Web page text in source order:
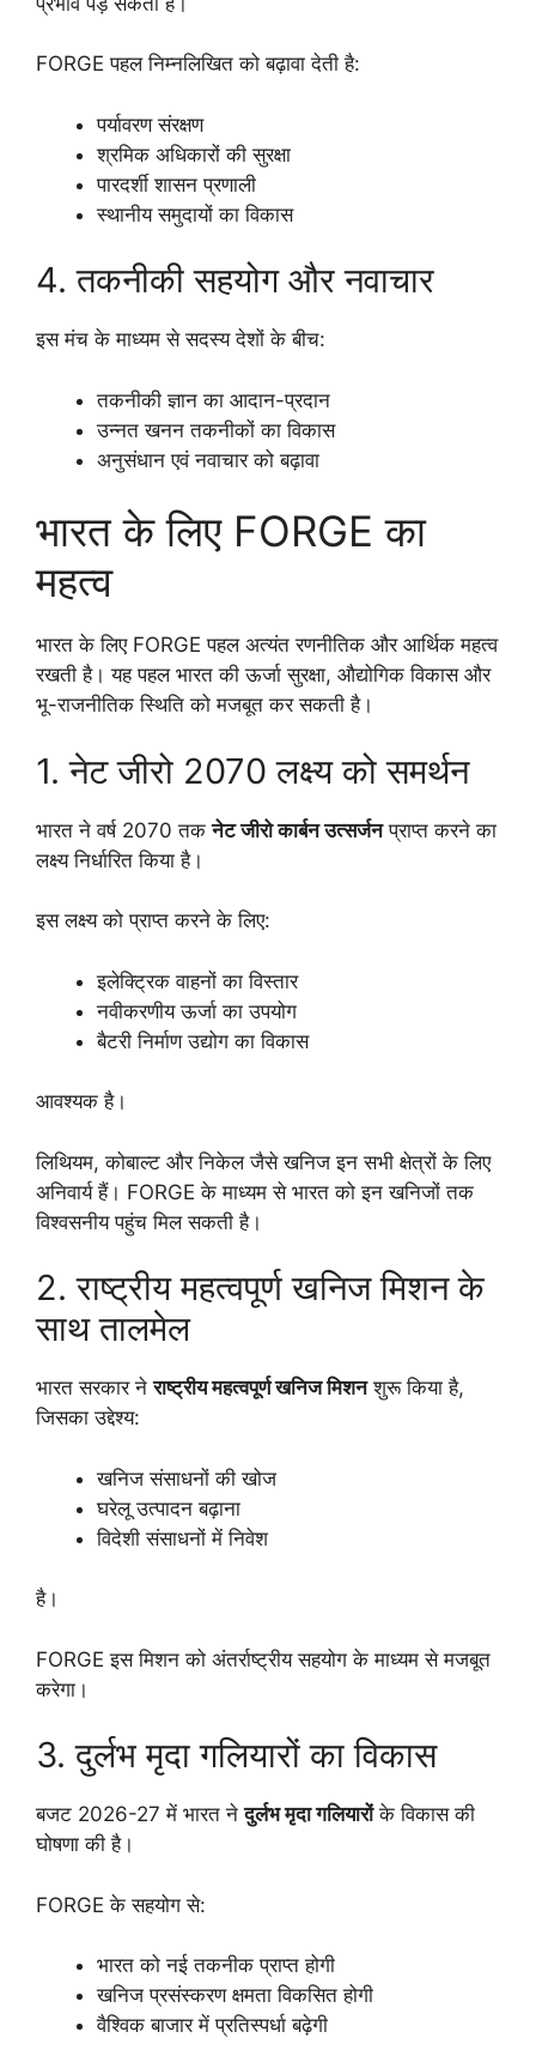
FORGE पहल निम्नलिखित को बढ़ावा देती है:
पर्यावरण संरक्षण
श्रमिक अधिकारों की सुरक्षा
पारदर्शी शासन प्रणाली
स्थानीय समुदायों का विकास
4. तकनीकी सहयोग और नवाचार
इस मंच के माध्यम से सदस्य देशों के बीच:
तकनीकी ज्ञान का आदान-प्रदान
उन्नत खनन तकनीकों का विकास
अनुसंधान एवं नवाचार को बढ़ावा
भारत के लिए FORGE का
महत्व
भारत के लिए FORGE पहल अत्यंत रणनीतिक और आर्थिक महत्व
रखती है। यह पहल भारत की ऊर्जा सुरक्षा, औद्योगिक विकास और
भू-राजनीतिक स्थिति को मजबूत कर सकती है।
1. नेट जीरो 2070 लक्ष्य को समर्थन
भारत ने वर्ष 2070 तकनेट जीरो कार्बन उत्सर्जनप्राप्त करने का
लक्ष्य निर्धारित किया है।
इस लक्ष्य को प्राप्त करने के लिए:
इलेक्ट्रिक वाहनों का विस्तार
नवीकरणीय ऊर्जा का उपयोग
बैटरी निर्माण उद्योग का विकास
आवश्यक है।
लिथियम, कोबाल्ट और निकेल जैसे खनिज इन सभी क्षेत्रों के लिए
अनिवार्य हैं। FORGE के माध्यम से भारत को इन खनिजों तक
विश्वसनीय पहुंच मिल सकती है।
2. राष्ट्रीय महत्वपूर्ण खनिज मिशन के
साथ तालमेल
भारत सरकार नेराष्ट्रीय महत्वपूर्ण खनिज मिशनशुरू किया है,
जिसका उद्देश्य:
खनिज संसाधनों की खोज
घरेलू उत्पादन बढ़ाना
विदेशी संसाधनों में निवेश
है।
FORGE इस मिशन को अंतर्राष्ट्रीय सहयोग के माध्यम से मजबूत
करेगा।
3. दुर्लभ मृदा गलियारों का विकास
बजट 2026-27 में भारत नेदुर्लभ मृदा गलियारोंके विकास की
घोषणा की है।
FORGE के सहयोग से:
भारत को नई तकनीक प्राप्त होगी
खनिज प्रसंस्करण क्षमता विकसित होगी
वैश्विक बाजार में प्रतिस्पर्धा बढ़ेगी